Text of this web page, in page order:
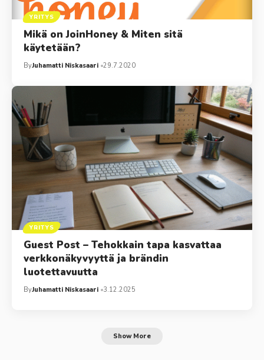
YRITYS
Mikä on JoinHoney & Miten sitä
käytetään?
ByJuhamatti Niskasaari 29.7.2020
YRITYS
Guest Post – Tehokkain tapa kasvattaa
verkkonäkyvyyttä ja brändin
luotettavuutta
ByJuhamatti Niskasaari 3.12.2025
Show More